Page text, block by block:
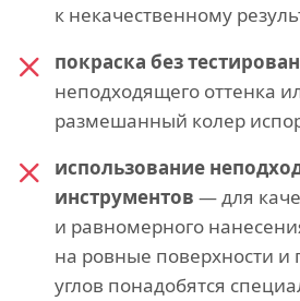
к некачественному
покраска без
неподходящего оттенка
размешанный колер
использование
инструментов — для
и равномерного
на ровные поверхности
углов понадобятся